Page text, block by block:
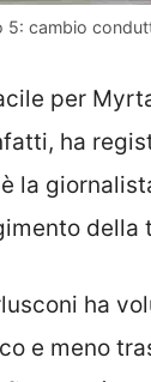
5: cambio
per
ha
la
della
ha
e meno